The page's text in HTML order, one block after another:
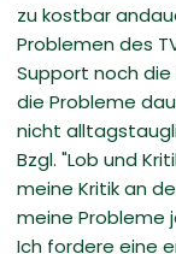
zu kostbar
Problemen des
Support noch die
die Probleme
nicht
Bzgl. "Lob und
meine Kritik an
meine Probleme
Ich fordere eine